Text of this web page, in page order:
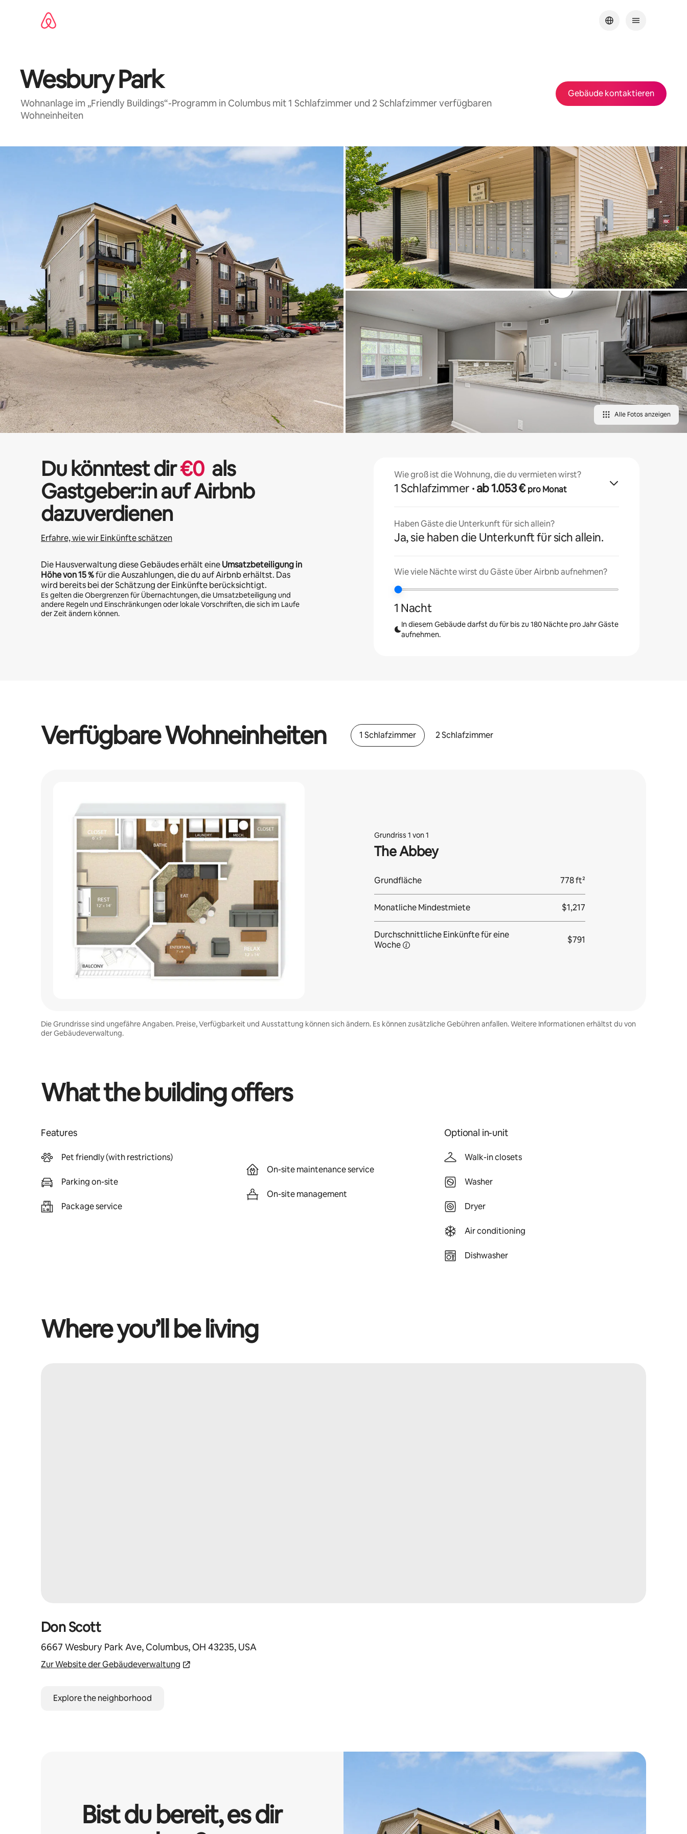
Wesbury Park
Wohnanlage im „Friendly Buildings“-Programm in Columbus mit 1 Schlafzimmer und 2 Schlafzimmer verfügbaren
Wohneinheiten
Gebäude kontaktieren
Alle Fotos anzeigen
Du könntest dir€0 als
Gastgeber:in auf Airbnb
dazuverdienen
Erfahre, wie wir Einkünfte schätzen
Die Hausverwaltung diese Gebäudes erhält eineUmsatzbeteiligung in
Höhe von15 %für die Auszahlungen, die du auf Airbnb erhältst. Das
wird bereits bei der Schätzung der Einkünfte berücksichtigt.
Es gelten die Obergrenzen für Übernachtungen, die Umsatzbeteiligung und
andere Regeln und Einschränkungen oder lokale Vorschriften, die sich im Laufe
der Zeit ändern können.
Wie groß ist die Wohnung, die du vermieten wirst?
1 Schlafzimmer · ab 1.053 €pro Monat
Haben Gäste die Unterkunft für sich allein?
Ja, sie haben die Unterkunft für sich allein.
Wie viele Nächte wirst du Gäste über Airbnb aufnehmen?
1 Nacht
In diesem Gebäude darfst du für bis zu 180 Nächte pro Jahr Gäste
aufnehmen.
Verfügbare Wohneinheiten 1 Schlafzimmer 2 Schlafzimmer
Grundriss 1 von 1
The Abbey
Grundfläche 778 ft²
Monatliche Mindestmiete $1,217
Durchschnittliche Einkünfte für eine
Woche
$791
Die Grundrisse sind ungefähre Angaben. Preise, Verfügbarkeit und Ausstattung können sich ändern. Es können zusätzliche Gebühren anfallen. Weitere Informationen erhältst du von
der Gebäudeverwaltung.
What the building offers
Features
Pet friendly (with restrictions)
Parking on-site
Package service
On-site maintenance service
On-site management
Optional in-unit
Walk-in closets
Washer
Dryer
Air conditioning
Dishwasher
Where you’ll be living
Don Scott
6667 Wesbury Park Ave, Columbus, OH 43235, USA
Zur Website der Gebäudeverwaltung
Explore the neighborhood
Bist du bereit, es dir